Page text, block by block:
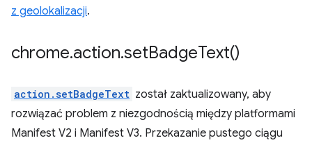
z geolokalizacji.
chrome.action.setBadgeText()
action.setBadgeText został zaktualizowany, aby
rozwiązać problem z niezgodnością między platformami
Manifest V2 i Manifest V3. Przekazanie pustego ciągu